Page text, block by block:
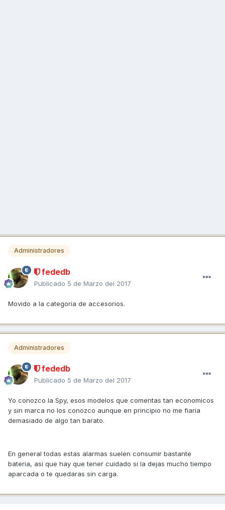
Administradores
fededb
Publicado 5 de Marzo del 2017
Movido a la categoria de accesorios.
Administradores
fededb
Publicado 5 de Marzo del 2017
Yo conozco la Spy, esos modelos que comentas tan economicos
y sin marca no los conozco aunque en principio no me fiaria
demasiado de algo tan barato.
En general todas estas alarmas suelen consumir bastante
bateria, asi que hay que tener cuidado si la dejas mucho tiempo
aparcada o te quedaras sin carga.